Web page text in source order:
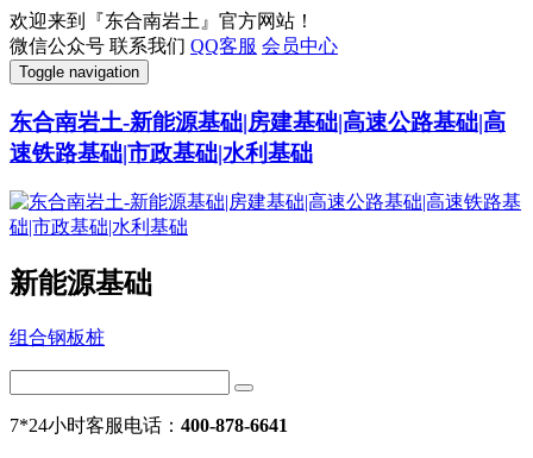
欢迎来到『东合南岩土』官方网站！
微信公众号 联系我们 QQ客服 会员中心
Toggle navigation
东合南岩土-新能源基础|房建基础|高速公路基础|高
速铁路基础|市政基础|水利基础
新能源基础
组合钢板桩
7*24小时客服电话： 400-878-6641